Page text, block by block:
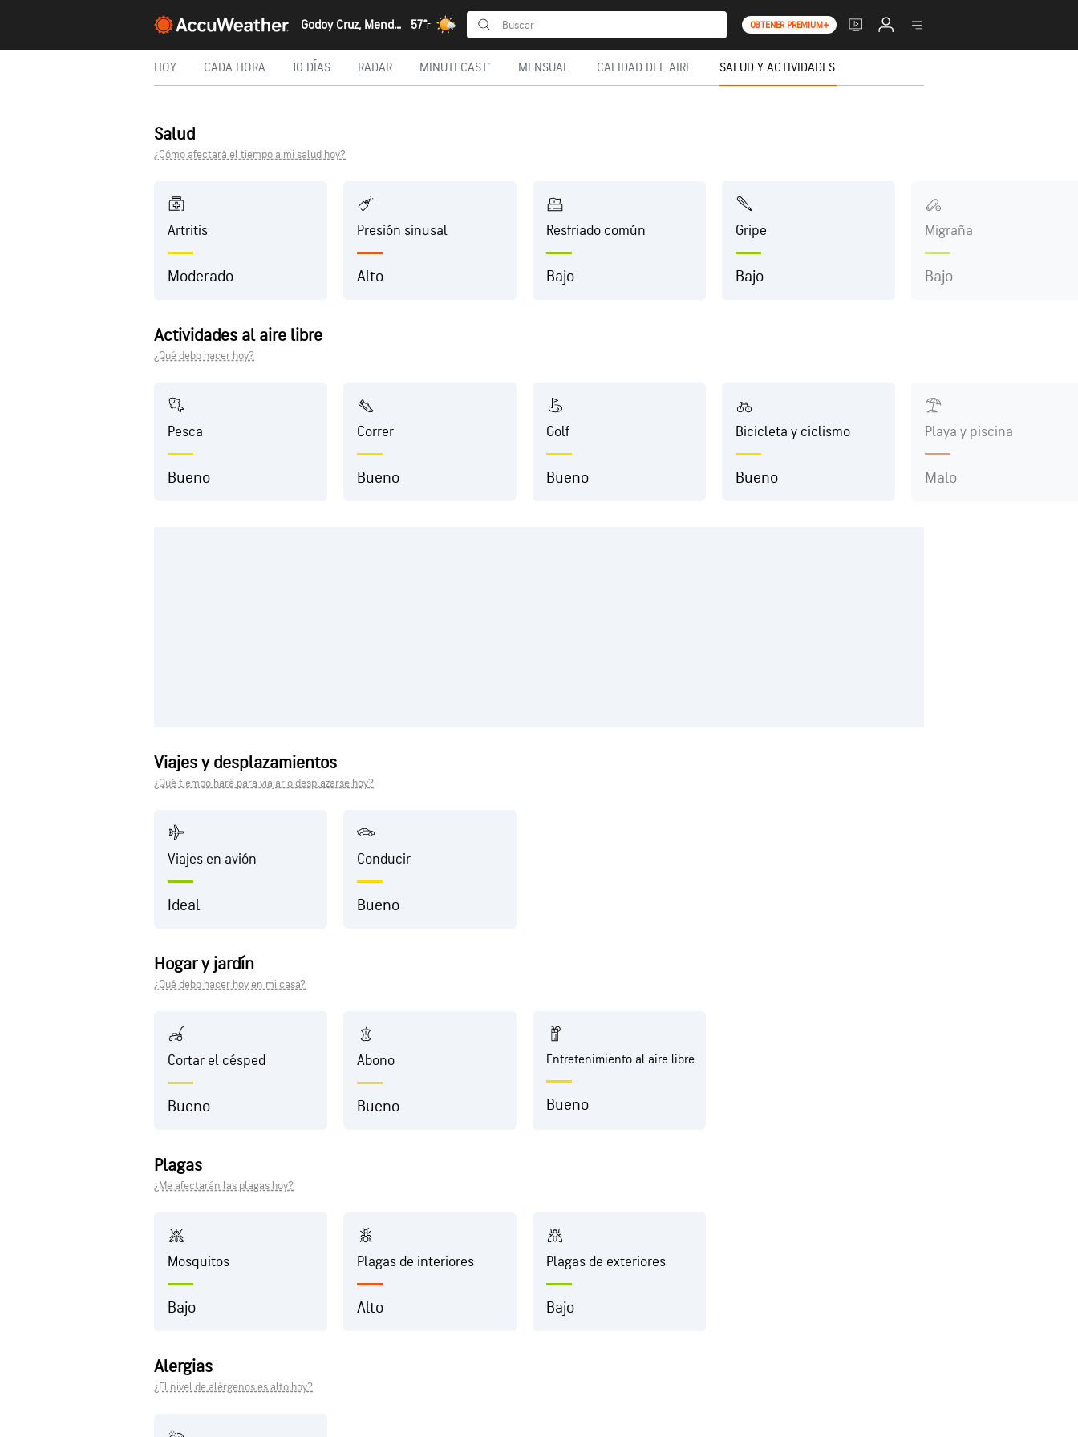
Godoy Cruz, Mendoza 57°F OBTENER PREMIUM+
HOY CADA HORA 10 DÍAS RADAR MINUTECAST® MENSUAL CALIDAD DEL AIRE SALUD Y ACTIVIDADES
Salud
¿Cómo afectará el tiempo a mi salud hoy?
Artritis
Moderado
Presión sinusal
Alto
Resfriado común
Bajo
Gripe
Bajo
Migraña
Bajo
Actividades al aire libre
¿Qué debo hacer hoy?
Pesca
Bueno
Correr
Bueno
Golf
Bueno
Bicicleta y ciclismo
Bueno
Playa y piscina
Malo
Viajes y desplazamientos
¿Qué tiempo hará para viajar o desplazarse hoy?
Viajes en avión
Ideal
Conducir
Bueno
Hogar y jardín
¿Qué debo hacer hoy en mi casa?
Cortar el césped
Bueno
Abono
Bueno
Entretenimiento al aire libre
Bueno
Plagas
¿Me afectarán las plagas hoy?
Mosquitos
Bajo
Plagas de interiores
Alto
Plagas de exteriores
Bajo
Alergias
¿El nivel de alérgenos es alto hoy?